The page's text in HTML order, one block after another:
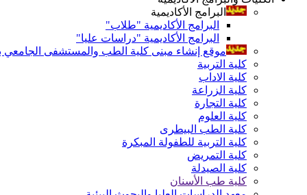
البرامج الأكاديمية
البرامج الأكاديمية "طلاب"
البرامج الأكاديمية "دراسات عليا"
موقع إنشاء مبنى كلية الطب والمستشفى الجامعي
كلية التربية
كلية الاداب
كلية الزراعة
كلية التجارة
كلية العلوم
كلية الطب البيطرى
كلية التربية للطفولة المبكرة
كلية التمريض
كلية الصيدلة
كلية طب الأسنان